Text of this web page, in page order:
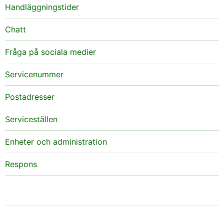
Handläggningstider
Chatt
Fråga på sociala medier
Servicenummer
Postadresser
Serviceställen
Enheter och administration
Respons